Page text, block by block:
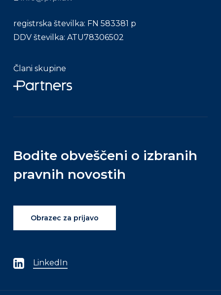
registrska številka: FN 583381 p
DDV številka: ATU78306502
Člani skupine
Bodite obveščeni o izbranih
pravnih novostih
Obrazec za prijavo
LinkedIn